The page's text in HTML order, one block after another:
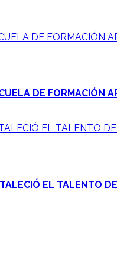
DE FORMACIÓN
DE FORMACIÓN
EL TALENTO
EL TALENTO